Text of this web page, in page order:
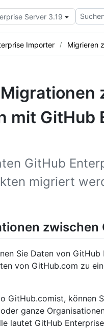
Server 3.19
Importer Migrieren
mit GitHub
GitHub
migriert
zwischen
Sie Daten von GitHub
von GitHub.com zu
GitHub.comist, können
ganze
lautet GitHub